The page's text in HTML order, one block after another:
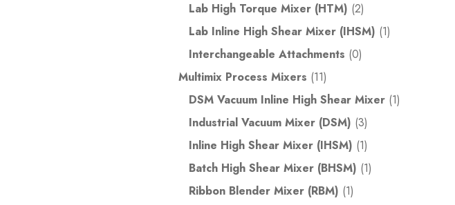
Lab High Torque Mixer (HTM) (2)
Lab Inline High Shear Mixer (IHSM) (1)
Interchangeable Attachments (0)
Multimix Process Mixers (11)
DSM Vacuum Inline High Shear Mixer (1)
Industrial Vacuum Mixer (DSM) (3)
Inline High Shear Mixer (IHSM) (1)
Batch High Shear Mixer (BHSM) (1)
Ribbon Blender Mixer (RBM) (1)